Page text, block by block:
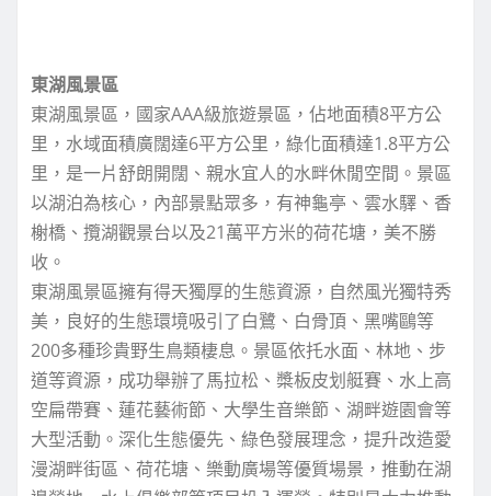
東湖風景區
東湖風景區，國家AAA級旅遊景區，佔地面積8平方公
里，水域面積廣闊達6平方公里，綠化面積達1.8平方公
里，是一片舒朗開闊、親水宜人的水畔休閒空間。景區
以湖泊為核心，內部景點眾多，有神龜亭、雲水驛、香
榭橋、攬湖觀景台以及21萬平方米的荷花塘，美不勝
收。
東湖風景區擁有得天獨厚的生態資源，自然風光獨特秀
美，良好的生態環境吸引了白鷺、白骨頂、黑嘴鷗等
200多種珍貴野生鳥類棲息。景區依托水面、林地、步
道等資源，成功舉辦了馬拉松、槳板皮划艇賽、水上高
空扁帶賽、蓮花藝術節、大學生音樂節、湖畔遊園會等
大型活動。深化生態優先、綠色發展理念，提升改造愛
漫湖畔街區、荷花塘、樂動廣場等優質場景，推動在湖